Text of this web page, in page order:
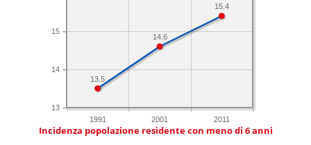
1991 2001 2011
13
14
15
15.4
14.6
13.5
Incidenza popolazione residente con meno di 6 anni